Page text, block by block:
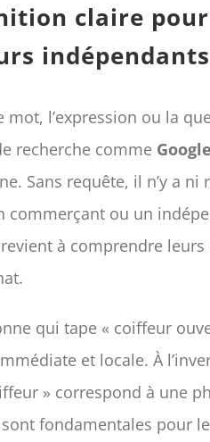
claire
indépendants
mot, l’expression ou la
recherche comme Google
Sans requête, il n’y a
commerçant ou un
à comprendre
qui tape « coiffeur
et locale. À
» correspond à une
fondamentales pour le